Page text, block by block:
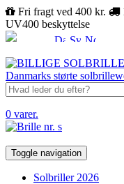
Fri fragt ved 400 kr.
UV400 beskyttelse
0 varer.
Toggle navigation
Solbriller 2026